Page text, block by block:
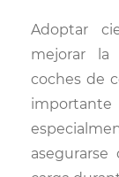
Adoptar
mejorar la
coches de